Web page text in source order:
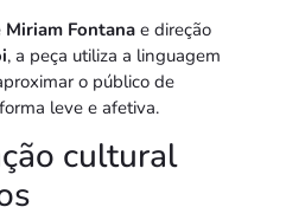
Miriam Fontana e direção
, a peça utiliza a linguagem
o público de
leve e afetiva.
cultural